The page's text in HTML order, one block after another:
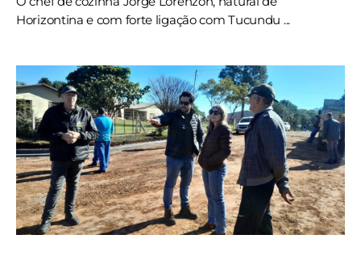
Horizontina e com forte ligação com Tucundu ...